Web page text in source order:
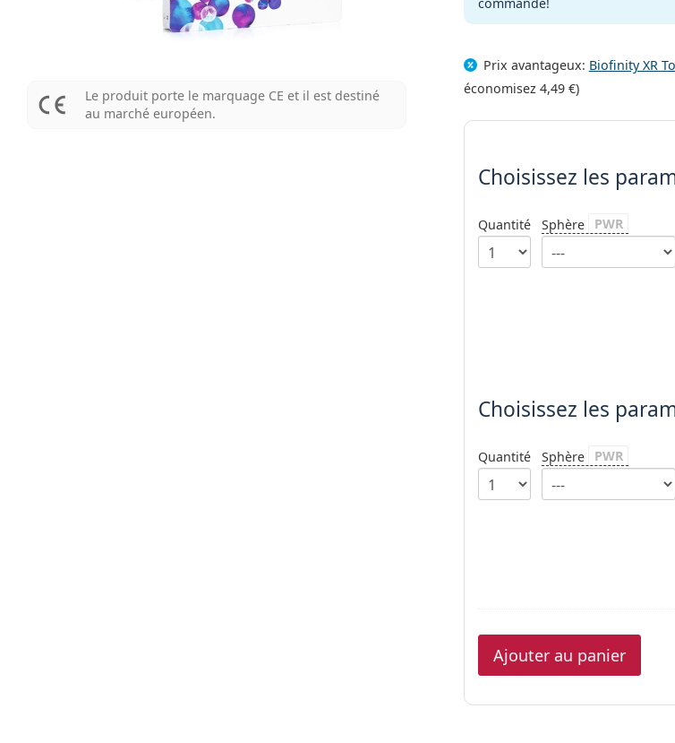
Le produit porte le marquage CE et il est destiné
au marché européen.
Prix avantageux: Biofinity XR
économisez 4,49 €)
Choisissez les
Choisissez les
Quantité Sphère PWR
Choisissez les
Quantité Sphère PWR
Ajouter au panier